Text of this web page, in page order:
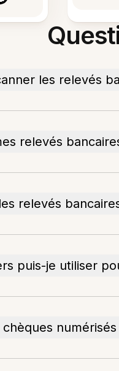
les relevés
relevés
relevés
puis-je utiliser